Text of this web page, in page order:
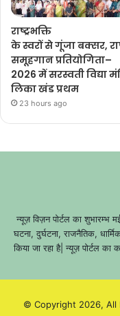
राष्ट्रभक्ति
के स्वरों से गूंजा बक्सर,
समूहगान प्रतियोगिता–
2026 में सरस्वती विद्या
लिका खंड प्रथम
23 hours ago
न्यूज़ विज़न पोर्टल का शुभारम्भ
घटना, दुर्घटना, राजनैतिक,
किया जा रहा है| न्यूज़ पोर्टल
© Copyright 2026, All